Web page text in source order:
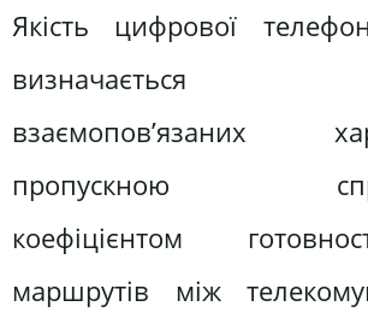
Якість цифрової
визначається
взаємопов’язаних
пропускною
коефіцієнтом
маршрутів між